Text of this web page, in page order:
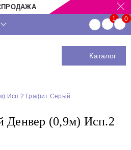
Каталог
Исп.2 Графит Серый
Денвер (0,9м) Исп.2